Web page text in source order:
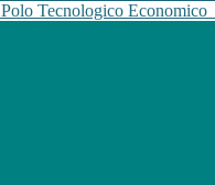
Polo Tecnologico Economico